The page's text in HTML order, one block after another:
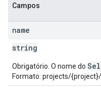
Campos
name
string
Obrigatório. O nome do
Formato: projects/